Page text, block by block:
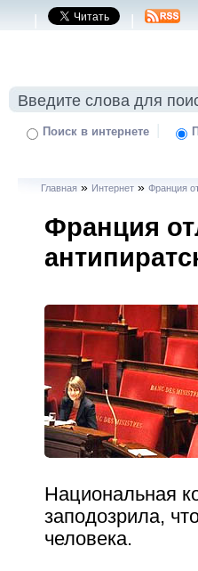
| |
Поиск в интернете |
Главная » Интернет »Франция
Франция
Национальная
заподозрила,
человека.